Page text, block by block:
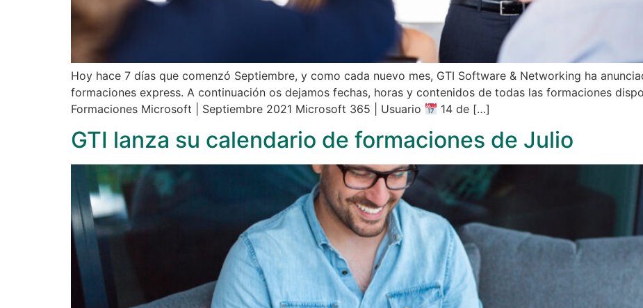
Hoy hace 7 días que comenzó Septiembre, y como cada nuevo mes, GTI Software & Networking ha
formaciones express. A continuación os dejamos fechas, horas y contenidos de todas las formaciones
Formaciones Microsoft | Septiembre 2021 Microsoft 365 | Usuario
14 de […]
GTI lanza su calendario de formaciones de Julio